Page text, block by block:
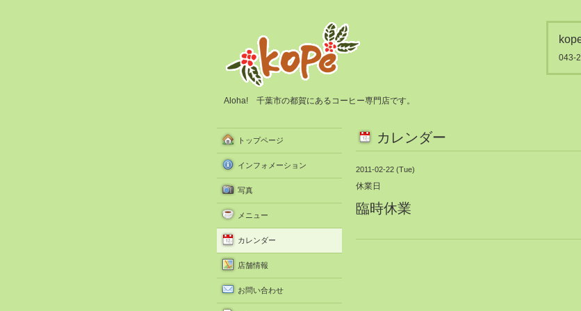
043-
Aloha! 千葉市の都賀にあるコーヒー専門店です。
カレンダー
2011-02-22 (Tue)
休業日
臨時休業
トップページ
インフォメーション
写真
メニュー
カレンダー
店舗情報
お問い合わせ